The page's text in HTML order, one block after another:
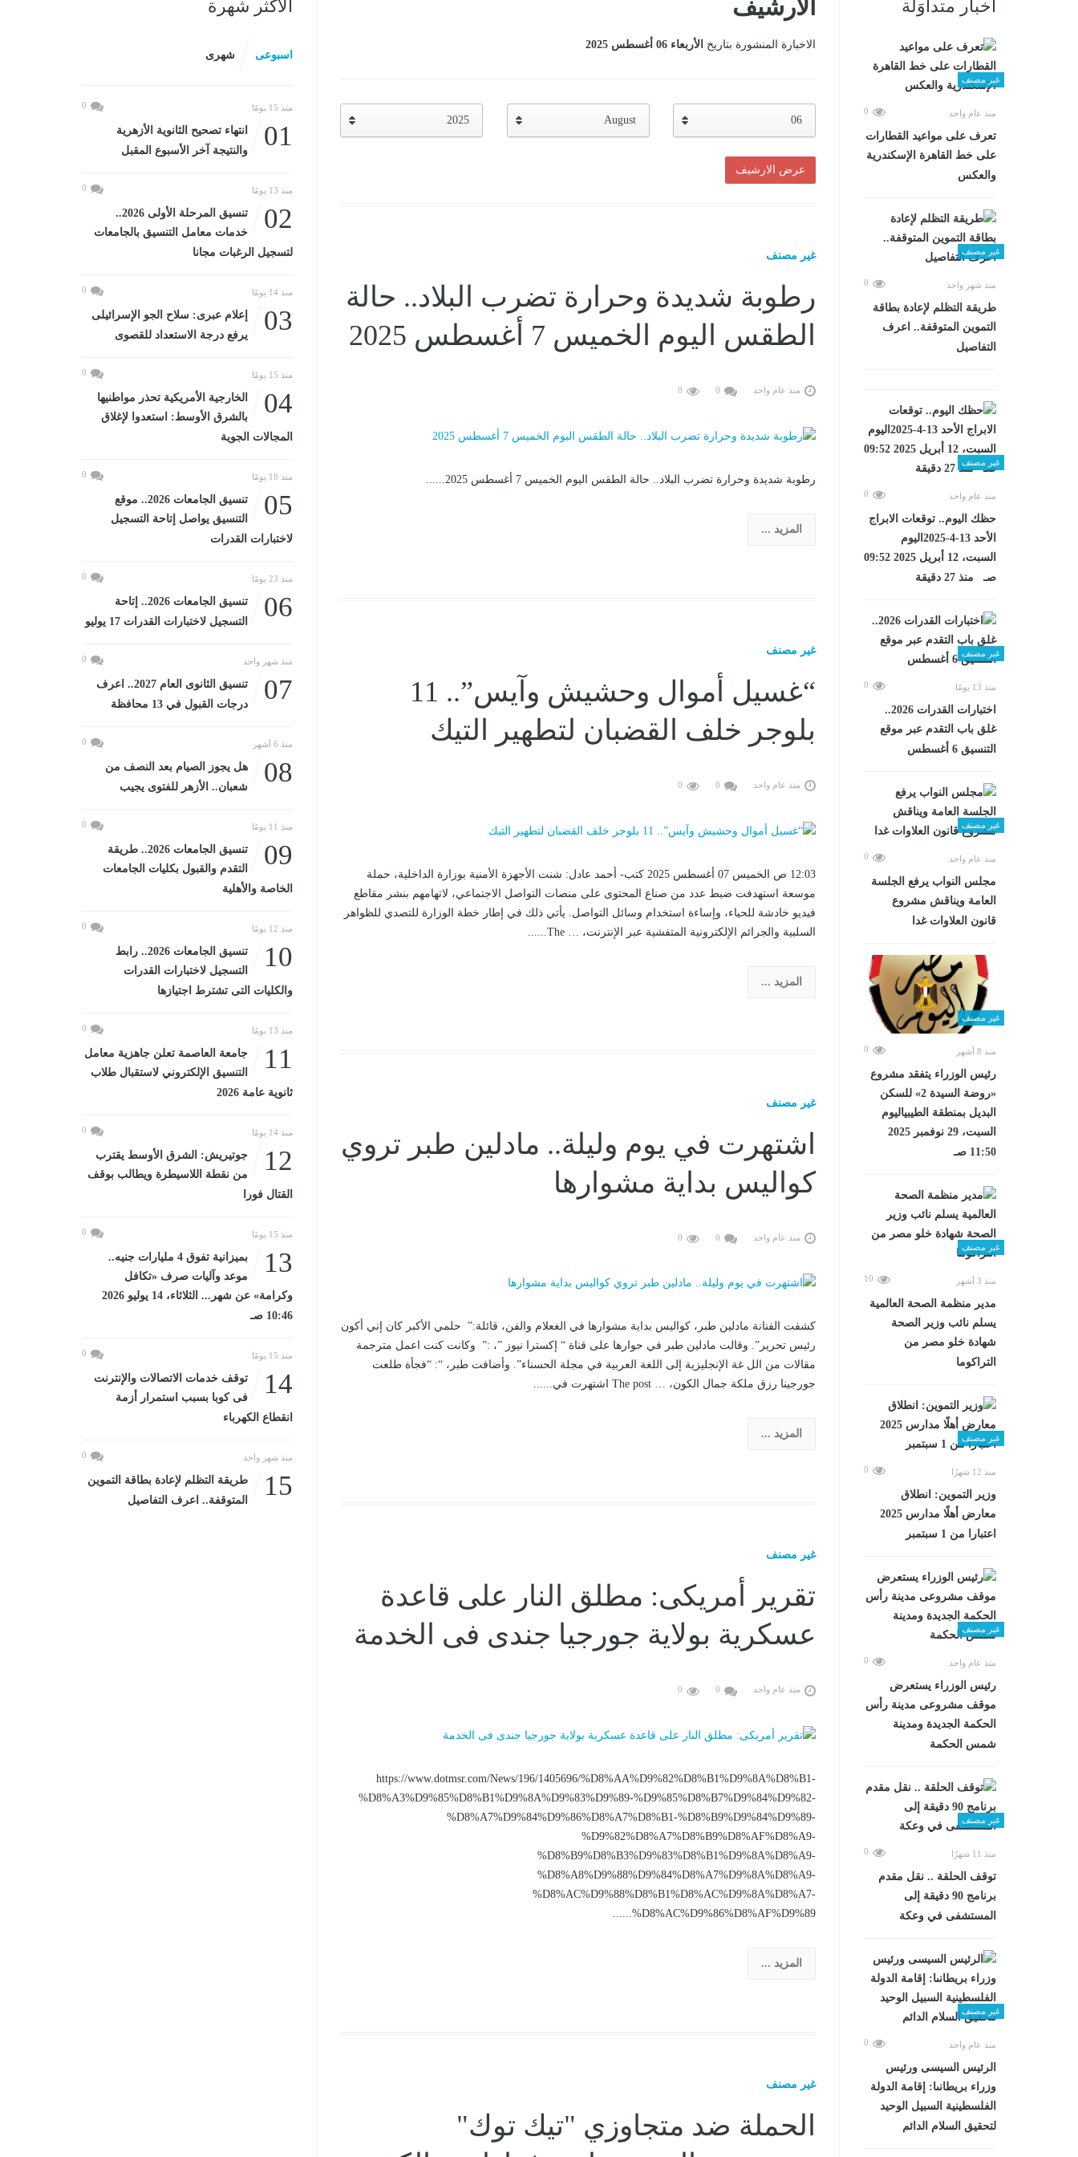
أخبار متداوَلة
غير مصنف
منذ عام واحد 0
تعرف على مواعيد القطارات
على خط القاهرة الإسكندرية
والعكس
غير مصنف
منذ شهر واحد 0
طريقة التظلم لإعادة بطاقة
التموين المتوقفة.. اعرف
التفاصيل
غير مصنف
منذ عام واحد 0
حظك اليوم.. توقعات الابراج
الأحد 13-4-2025اليوم
السبت، 12 أبريل 2025 09:52
صـ منذ 27 دقيقة
غير مصنف
منذ 13 يومًا 0
اختبارات القدرات 2026..
غلق باب التقدم عبر موقع
التنسيق 6 أغسطس
غير مصنف
منذ عام واحد 0
مجلس النواب يرفع الجلسة
العامة ويناقش مشروع
قانون العلاوات غدا
غير مصنف
منذ 8 أشهر 0
رئيس الوزراء يتفقد مشروع
«روضة السيدة 2» للسكن
البديل بمنطقة الطيبياليوم
السبت، 29 نوفمبر 2025
11:50 صـ
غير مصنف
منذ 3 أشهر 10
مدير منظمة الصحة العالمية
يسلم نائب وزير الصحة
شهادة خلو مصر من
التراكوما
غير مصنف
منذ 12 شهرًا 0
وزير التموين: انطلاق
معارض أهلًا مدارس 2025
اعتبارا من 1 سبتمبر
غير مصنف
منذ عام واحد 0
رئيس الوزراء يستعرض
موقف مشروعى مدينة رأس
الحكمة الجديدة ومدينة
شمس الحكمة
غير مصنف
منذ 11 شهرًا 0
توقف الحلقة .. نقل مقدم
برنامج 90 دقيقة إلى
المستشفى في وعكة
غير مصنف
منذ عام واحد 0
الرئيس السيسى ورئيس
وزراء بريطانىا: إقامة الدولة
الفلسطينية السبيل الوحيد
لتحقيق السلام الدائم
الارشيف
الاخبارة المنشورة بتاريخ الأربعاء 06 أغسطس 2025
06
August
2025
غير مصنف
رطوبة شديدة وحرارة تضرب البلاد.. حالة
الطقس اليوم الخميس 7 أغسطس 2025
منذ عام واحد 0
0
رطوبة شديدة وحرارة تضرب البلاد.. حالة الطقس اليوم الخميس 7 أغسطس 2025......
المزيد ...
غير مصنف
“غسيل أموال وحشيش وآيس”.. 11
بلوجر خلف القضبان لتطهير التيك
منذ عام واحد 0
0
12:03 ص الخميس 07 أغسطس 2025 كتب- أحمد عادل: شنت الأجهزة الأمنية بوزارة الداخلية، حملة
موسعة استهدفت ضبط عدد من صناع المحتوى على منصات التواصل الاجتماعي، لاتهامهم بنشر مقاطع
فيديو خادشة للحياء، وإساءة استخدام وسائل التواصل. يأتي ذلك في إطار خطة الوزارة للتصدي للظواهر
السلبية والجرائم الإلكترونية المتفشية عبر الإنترنت، … The......
المزيد ...
غير مصنف
اشتهرت في يوم وليلة.. مادلين طبر تروي
كواليس بداية مشوارها
منذ عام واحد 0
0
كشفت الفنانة مادلين طبر، كواليس بداية مشوارها في الغعلام والفن، قائلة:” حلمي الأكبر كان إني أكون
رئيس تحرير”. وقالت مادلين طبر في حوارها على قناة “ إكسترا نيوز ”، :” وكانت كنت اعمل مترجمة
مقالات من الل غة الإنجليزية إلى اللغة العربية في مجلة الحسناء”. وأضافت طبر، “: “فجأة طلعت
جورجينا رزق ملكة جمال الكون، … The post اشتهرت في......
المزيد ...
غير مصنف
تقرير أمريكى: مطلق النار على قاعدة
عسكرية بولاية جورجيا جندى فى الخدمة
منذ عام واحد 0
0
https://www.dotmsr.com/News/196/1405696/%D8%AA%D9%82%D8%B1%D9%8A%D8%B1-
%D8%A3%D9%85%D8%B1%D9%8A%D9%83%D9%89-%D9%85%D8%B7%D9%84%D9%82-
%D8%A7%D9%84%D9%86%D8%A7%D8%B1-%D8%B9%D9%84%D9%89-
%D9%82%D8%A7%D8%B9%D8%AF%D8%A9-
%D8%B9%D8%B3%D9%83%D8%B1%D9%8A%D8%A9-
%D8%A8%D9%88%D9%84%D8%A7%D9%8A%D8%A9-
%D8%AC%D9%88%D8%B1%D8%AC%D9%8A%D8%A7-
%D8%AC%D9%86%D8%AF%D9%89......
المزيد ...
غير مصنف
الحملة ضد متجاوزي "تيك توك"
الأكثر شهرة
اسبوعى شهرى
منذ 15 يومًا 0
01
انتهاء تصحيح الثانوية الأزهرية
والنتيجة آخر الأسبوع المقبل
منذ 13 يومًا 0
02
تنسيق المرحلة الأولى 2026..
خدمات معامل التنسيق بالجامعات
لتسجيل الرغبات مجانا
منذ 14 يومًا 0
03
إعلام عبرى: سلاح الجو الإسرائيلى
يرفع درجة الاستعداد للقصوى
منذ 15 يومًا 0
04
الخارجية الأمريكية تحذر مواطنيها
بالشرق الأوسط: استعدوا لإغلاق
المجالات الجوية
منذ 18 يومًا 0
05
تنسيق الجامعات 2026.. موقع
التنسيق يواصل إتاحة التسجيل
لاختبارات القدرات
منذ 23 يومًا 0
06
تنسيق الجامعات 2026.. إتاحة
التسجيل لاختبارات القدرات 17 يوليو
منذ شهر واحد 0
07
تنسيق الثانوى العام 2027.. اعرف
درجات القبول في 13 محافظة
منذ 6 أشهر 0
08
هل يجوز الصيام بعد النصف من
شعبان.. الأزهر للفتوى يجيب
منذ 11 يومًا 0
09
تنسيق الجامعات 2026.. طريقة
التقدم والقبول بكليات الجامعات
الخاصة والأهلية
منذ 12 يومًا 0
10
تنسيق الجامعات 2026.. رابط
التسجيل لاختبارات القدرات
والكليات التى تشترط اجتيازها
منذ 13 يومًا 0
11
جامعة العاصمة تعلن جاهزية معامل
التنسيق الإلكتروني لاستقبال طلاب
ثانوية عامة 2026
منذ 14 يومًا 0
12
جوتيريش: الشرق الأوسط يقترب
من نقطة اللاسيطرة ويطالب بوقف
القتال فورا
منذ 15 يومًا 0
13
بميزانية تفوق 4 مليارات جنيه..
موعد وآليات صرف «تكافل
وكرامة» عن شهر... الثلاثاء، 14 يوليو 2026
10:46 صـ
منذ 15 يومًا 0
14
توقف خدمات الاتصالات والإنترنت
فى كوبا بسبب استمرار أزمة
انقطاع الكهرباء
منذ شهر واحد 0
15
طريقة التظلم لإعادة بطاقة التموين
المتوقفة.. اعرف التفاصيل